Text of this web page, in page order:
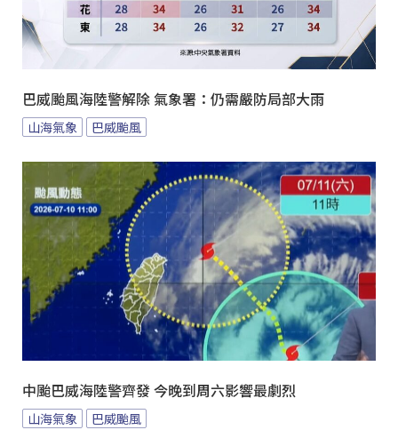
巴威颱風海陸警解除 氣象署：仍需嚴防局部大雨
山海氣象 巴威颱風
中颱巴威海陸警齊發 今晚到周六影響最劇烈
山海氣象 巴威颱風